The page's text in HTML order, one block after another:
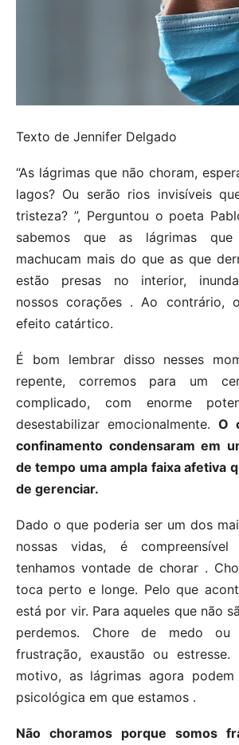
Texto de Jennifer Delgado
“As lágrimas que não choram,
lagos? Ou serão rios invisíveis
tristeza? ”, Perguntou o poeta
sabemos que as lágrimas que
machucam mais do que as que
estão presas no interior,
nossos corações . Ao contrário,
efeito catártico.
É bom lembrar disso nesses
repente, corremos para um
complicado, com enorme
desestabilizar emocionalmente. O
confinamento condensaram em
de tempo uma ampla faixa afetiva
de gerenciar.
Dado o que poderia ser um dos
nossas vidas, é
tenhamos vontade de chorar .
toca perto e longe. Pelo que
está por vir. Para aqueles que não
perdemos. Chore de medo ou
frustração, exaustão ou
motivo, as lágrimas agora
psicológica em que estamos .
Não choramos porque somos